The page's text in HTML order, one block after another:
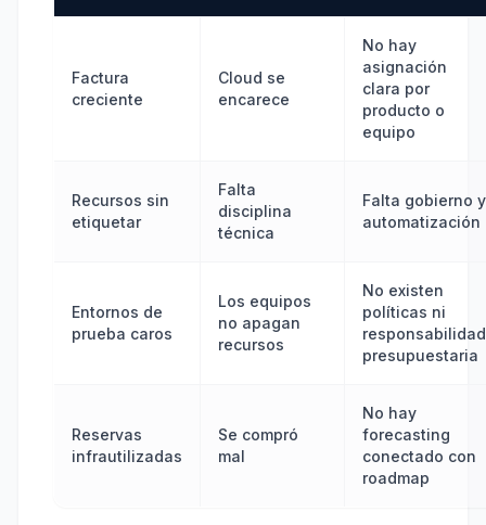
Factura
creciente
Cloud se
encarece
No hay
asignación
clara por
producto o
equipo
Recursos sin
etiquetar
Falta
disciplina
técnica
Falta gobierno y
automatización
Entornos de
prueba caros
Los equipos
no apagan
recursos
No existen
políticas ni
responsabilidad
presupuestaria
Reservas
infrautilizadas
Se compró
mal
No hay
forecasting
conectado con
roadmap